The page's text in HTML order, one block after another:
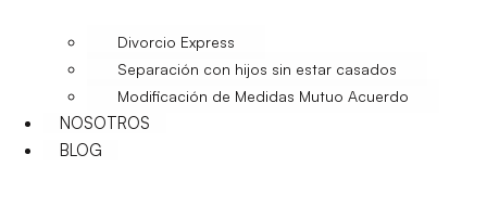
Divorcio Express
Separación con hijos sin estar casados
Modificación de Medidas Mutuo Acuerdo
NOSOTROS
BLOG